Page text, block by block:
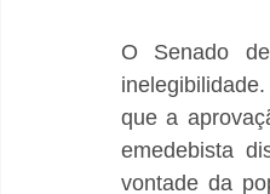
O Senado
que a
emedebista
vontade da